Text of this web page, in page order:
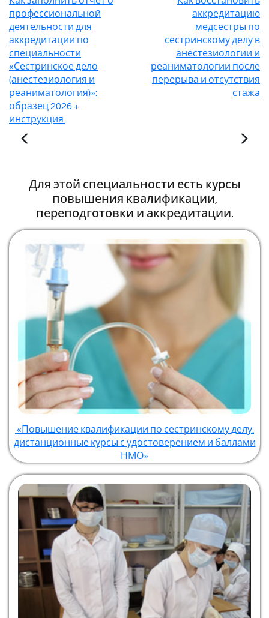
профессиональной
деятельности для
аккредитации по
специальности
«Сестринское дело
(анестезиология и
реаниматология)»:
образец 2026 +
инструкция.
аккредитацию
медсестры по
сестринскому делу в
анестезиологии и
реаниматологии после
перерыва и отсутствия
стажа
Для этой специальности есть курсы
повышения квалификации,
переподготовки и аккредитации.
«Повышение квалификации по сестринскому делу:
дистанционные курсы с удостоверением и баллами
НМО»